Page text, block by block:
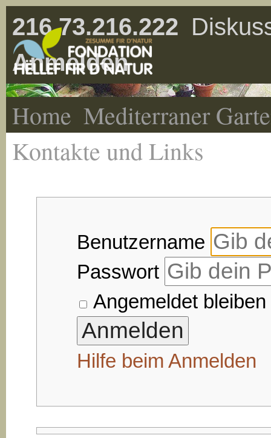
216.73.216.222
Anmelden
Home Mediterraner
Kontakte und Links
Benutzername
Passwort
Angemeldet bleiben
Hilfe beim Anmelden